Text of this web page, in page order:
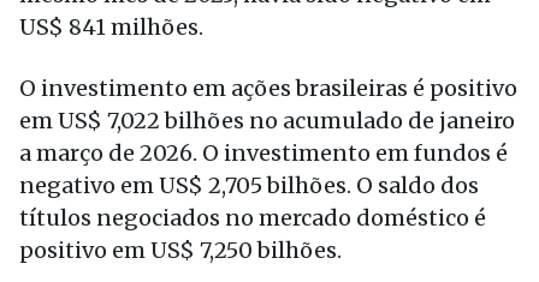
US$ 841 milhões.
O investimento em ações brasileiras é positivo
em US$ 7,022 bilhões no acumulado de janeiro
a março de 2026. O investimento em fundos é
negativo em US$ 2,705 bilhões. O saldo dos
títulos negociados no mercado doméstico é
positivo em US$ 7,250 bilhões.